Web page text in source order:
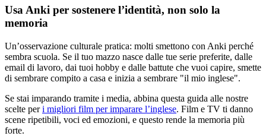
Usa Anki per sostenere l’identità, non solo la
memoria
Un’osservazione culturale pratica: molti smettono con Anki perché
sembra scuola. Se il tuo mazzo nasce dalle tue serie preferite, dalle
email di lavoro, dai tuoi hobby e dalle battute che vuoi capire, smette
di sembrare compito a casa e inizia a sembrare "il mio inglese".
Se stai imparando tramite i media, abbina questa guida alle nostre
scelte peri migliori film per imparare l’inglese. Film e TV ti danno
scene ripetibili, voci ed emozioni, e questo rende la memoria più
forte.